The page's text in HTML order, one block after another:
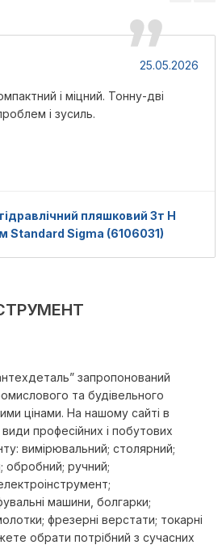
25.05.2026
і міцний. Тонну-дві
і зусиль.
пляшковий 3т H
Standard Sigma (6106031)
запропонований
та будівельного
цінами. На нашому сайті в
види професійних і побутових
вимірювальний; столярний;
обробний; ручний;
машини, болгарки;
фрезерні верстати; токарні
обрати потрібний з сучасних